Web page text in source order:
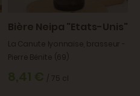
Bière Neipa "Etats-Unis"
La Canute lyonnaise, brasseur -
Pierre Bénite (69)
8,41 € / 75 cl